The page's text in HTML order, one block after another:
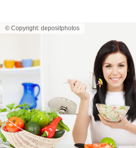
© Copyright: depositphotos